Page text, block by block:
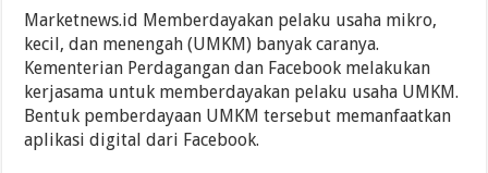
Marketnews.id Memberdayakan pelaku usaha mikro,
kecil, dan menengah (UMKM) banyak caranya.
Kementerian Perdagangan dan Facebook melakukan
kerjasama untuk memberdayakan pelaku usaha UMKM.
Bentuk pemberdayaan UMKM tersebut memanfaatkan
aplikasi digital dari Facebook.